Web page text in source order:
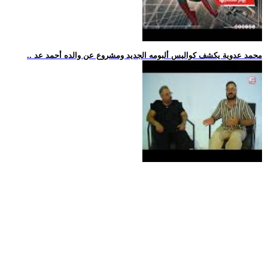
.. محمد عدوية يكشف كواليس ألبومه الجديد ومشروع عن والده أحمد عد